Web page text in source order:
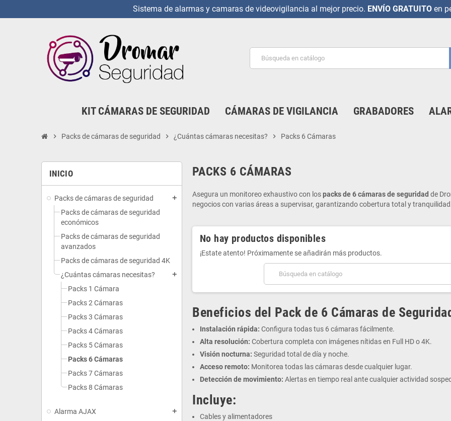
Sistema de alarmas y camaras de videovigilancia al mejor precio. ENVÍO GRATUITO en
KIT CÁMARAS DE SEGURIDAD CÁMARAS DE VIGILANCIA GRABADORES
chevron_right Packs de cámaras de seguridad chevron_right ¿Cuántas cámaras necesitas? chevron_right Packs 6 Cámaras
INICIO
Packs de cámaras de seguridad add
Packs de cámaras de seguridad
económicos
Packs de cámaras de seguridad
avanzados
Packs de cámaras de seguridad 4K
¿Cuántas cámaras necesitas?
add
Packs 1 Cámara
Packs 2 Cámaras
Packs 3 Cámaras
Packs 4 Cámaras
Packs 5 Cámaras
Packs 6 Cámaras
Packs 7 Cámaras
Packs 8 Cámaras
Alarma AJAX add
PACKS 6 CÁMARAS
Asegura un monitoreo exhaustivo con lospacks de 6 cámaras de seguridad de
negocios con varias áreas a supervisar, garantizando cobertura total y tranquilidad.
No hay productos disponibles
¡Estate atento! Próximamente se añadirán más productos.
Beneficios del Pack de 6 Cámaras de Seguridad
Instalación rápida: Configura todas tus 6 cámaras fácilmente.
Alta resolución: Cobertura completa con imágenes nítidas en Full HD o 4K.
Visión nocturna: Seguridad total de día y noche.
Acceso remoto: Monitorea todas las cámaras desde cualquier lugar.
Detección de movimiento: Alertas en tiempo real ante cualquier actividad
Incluye:
Cables y alimentadores